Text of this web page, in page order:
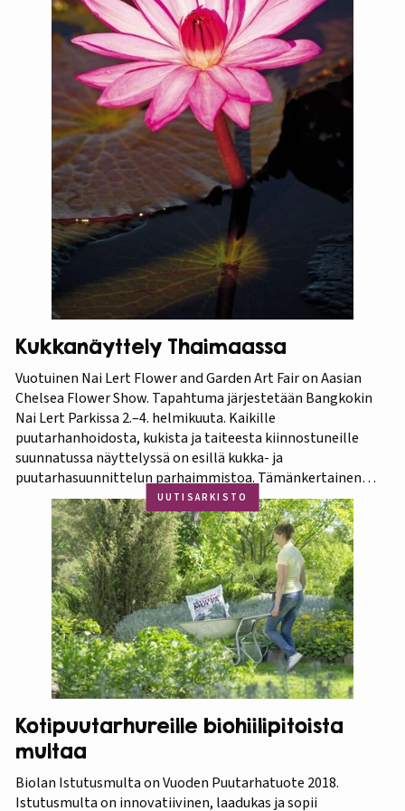
Kukkanäyttely Thaimaassa
Vuotuinen Nai Lert Flower and Garden Art Fair on Aasian
Chelsea Flower Show. Tapahtuma järjestetään Bangkokin
Nai Lert Parkissa 2.–4. helmikuuta. Kaikille
puutarhanhoidosta, kukista ja taiteesta kiinnostuneille
suunnatussa näyttelyssä on esillä kukka- ja
puutarhasuunnittelun parhaimmistoa. Tämänkertainen
tapahtuma on osa Amazing Thailand -teemavuotta, joka
pyrkii piristämään Thaimaan matkailua entisestään.
Thaimaa tunnetaan erittäin runsaasta ja monipuolisesta
kasvistostaan,…
UUTISARKISTO
Kotipuutarhureille biohiilipitoista
multaa
Biolan Istutusmulta on Vuoden Puutarhatuote 2018.
Istutusmulta on innovatiivinen, laadukas ja sopii